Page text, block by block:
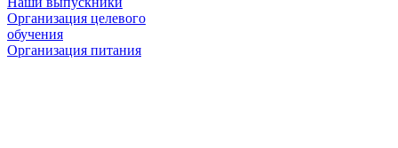
Организация целевого
обучения
Организация питания